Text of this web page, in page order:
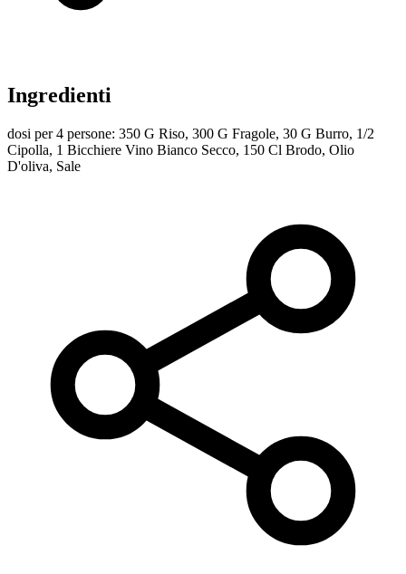
Ingredienti
dosi per 4 persone: 350 G Riso, 300 G Fragole, 30 G Burro, 1/2
Cipolla, 1 Bicchiere Vino Bianco Secco, 150 Cl Brodo, Olio
D'oliva, Sale